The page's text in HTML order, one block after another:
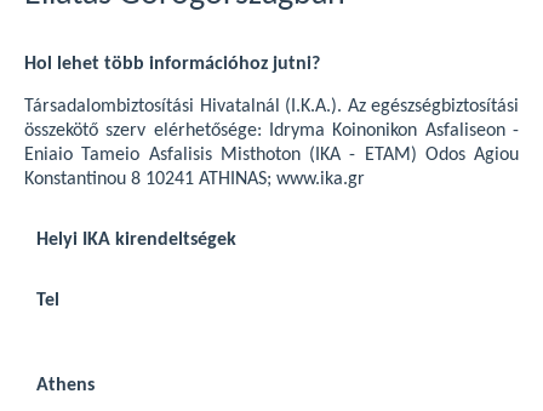
Hol lehet több információhoz jutni?
Társadalombiztosítási Hivatalnál (I.K.A.). Az egészségbiztosítási
összekötő szerv elérhetősége: Idryma Koinonikon Asfaliseon -
Eniaio Tameio Asfalisis Misthoton (IKA - ETAM) Odos Agiou
Konstantinou 8 10241 ATHINAS; www.ika.gr
Helyi IKA kirendeltségek
Tel
Athens